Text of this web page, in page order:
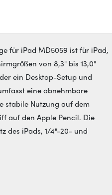
für iPad MD5059 ist für iPad,
von 8,3" bis 13,0"
ein Desktop-Setup und
eine abnehmbare
stabile Nutzung auf dem
auf den Apple Pencil. Die
des iPads, 1/4"-20- und